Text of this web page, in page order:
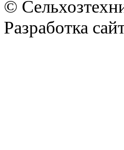
©
Разработка